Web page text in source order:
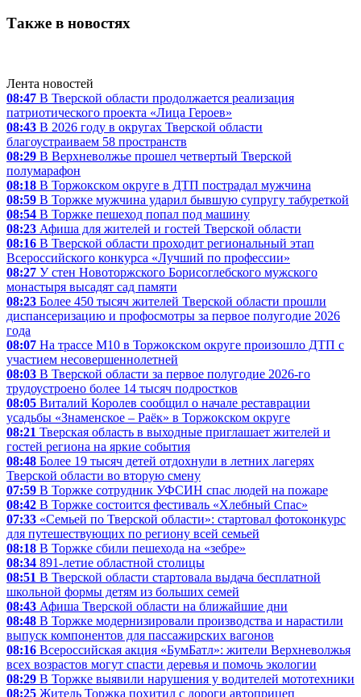
Также в новостях
Лента новостей
08:47 В Тверской области продолжается реализация
патриотического проекта «Лица Героев»
08:43 В 2026 году в округах Тверской области
благоустраиваем 58 пространств
08:29 В Верхневолжье прошел четвертый Тверской
полумарафон
08:18 В Торжокском округе в ДТП пострадал мужчина
08:59 В Торжке мужчина ударил бывшую супругу табуреткой
08:54 В Торжке пешеход попал под машину
08:23 Афиша для жителей и гостей Тверской области
08:16 В Тверской области проходит региональный этап
Всероссийского конкурса «Лучший по профессии»
08:27 У стен Новоторжского Борисоглебского мужского
монастыря высадят сад памяти
08:23 Более 450 тысяч жителей Тверской области прошли
диспансеризацию и профосмотры за первое полугодие 2026
года
08:07 На трассе М10 в Торжокском округе произошло ДТП с
участием несовершеннолетней
08:03 В Тверской области за первое полугодие 2026-го
трудоустроено более 14 тысяч подростков
08:05 Виталий Королев сообщил о начале реставрации
усадьбы «Знаменское – Раёк» в Торжокском округе
08:21 Тверская область в выходные приглашает жителей и
гостей региона на яркие события
08:48 Более 19 тысяч детей отдохнули в летних лагерях
Тверской области во вторую смену
07:59 В Торжке сотрудник УФСИН спас людей на пожаре
08:42 В Торжке состоится фестиваль «Хлебный Спас»
07:33 «Семьей по Тверской области»: стартовал фотоконкурс
для путешествующих по региону всей семьей
08:18 В Торжке сбили пешехода на «зебре»
08:34 891-летие областной столицы
08:51 В Тверской области стартовала выдача бесплатной
школьной формы детям из больших семей
08:43 Афиша Тверской области на ближайшие дни
08:48 В Торжке модернизировали производства и нарастили
выпуск компонентов для пассажирских вагонов
08:16 Всероссийская акция «БумБатл»: жители Верхневолжья
всех возрастов могут спасти деревья и помочь экологии
08:29 В Торжке выявили нарушения у водителей мототехники
08:25 Житель Торжка похитил с дороги автоприцеп